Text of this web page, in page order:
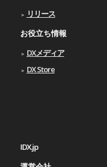
リリース
お役立ち情報
DXメディア
DX Store
IDX.jp